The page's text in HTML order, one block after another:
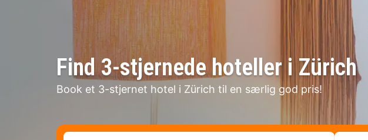
Find 3-stjernede hoteller i Zürich
Book et 3-stjernet hotel i Zürich til en særlig god pris!